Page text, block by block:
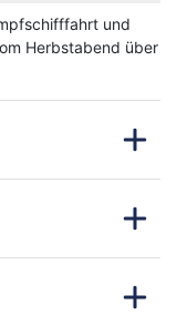
und
Herbstabend über
Erlebnisse
genießen Sie
Wyndham